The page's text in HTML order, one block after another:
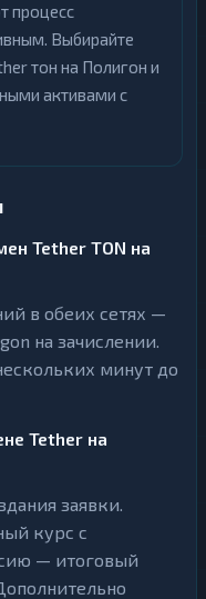
процесс
Выбирайте
тон на Полигон и
активами с
Tether TON на
в обеих сетях —
на зачислении.
минут до
Tether на
заявки.
курс с
— итоговый